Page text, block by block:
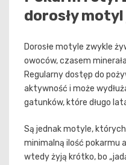
dorosły
Dorosłe motyle zwykle
owoców, czasem
Regularny dostęp do
aktywność i może
gatunków, które długo
Są jednak motyle, których
minimalną ilość pokarmu
wtedy żyją krótko, bo